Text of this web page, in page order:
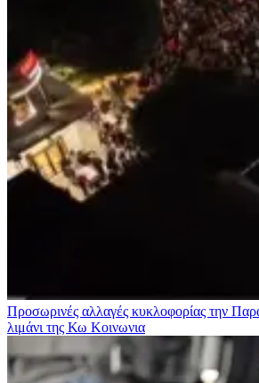
Προσωρινές αλλαγές κυκλοφορίας την
λιμάνι της Κω Κοινωνια